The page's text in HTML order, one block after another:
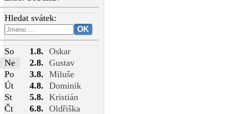
Hledat svátek:
So 1.8. Oskar
Ne
2.8. Gustav
Po
3.8. Miluše
Út
4.8. Dominik
St
5.8. Kristián
Čt
6.8. Oldřiška